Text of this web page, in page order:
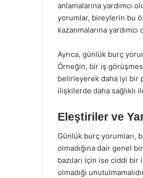
anlamalarına yardımcı
yorumlar, bireylerin bu
kazanmalarına yardımcı
Ayrıca, günlük burç
Örneğin, bir iş
belirleyerek daha iyi bir
ilişkilerde daha sağlıklı
Eleştiriler ve
Günlük burç yorumları,
olmadığına dair genel
bazıları için ise ciddi
olmadığı